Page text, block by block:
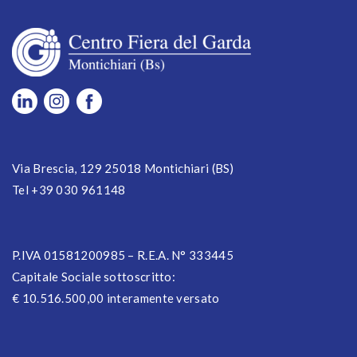
Via Brescia, 129 25018 Montichiari (BS)
Tel +39 030 961148
P.IVA 01581200985 – R.E.A. N° 333445
Capitale Sociale sottoscritto:
€ 10.516.500,00 interamente versato